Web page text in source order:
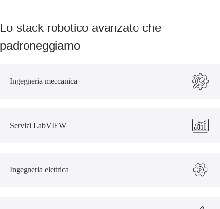
Lo stack robotico avanzato che
padroneggiamo
Ingegneria meccanica
Servizi LabVIEW
Ingegneria elettrica